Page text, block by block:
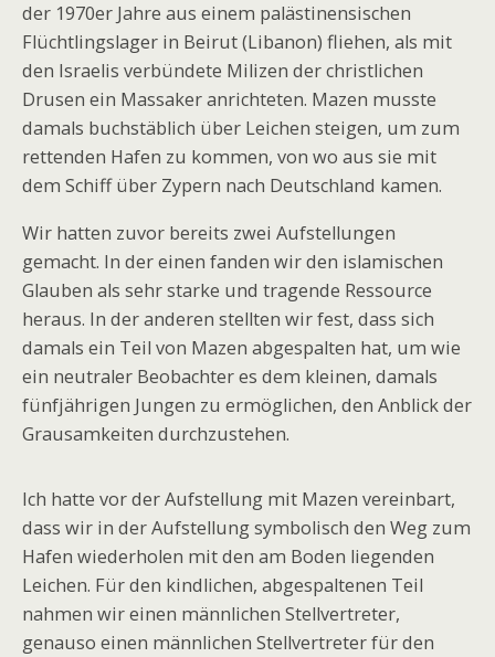
der 1970er Jahre aus einem palästinensischen
Flüchtlingslager in Beirut (Libanon) fliehen, als mit
den Israelis verbündete Milizen der christlichen
Drusen ein Massaker anrichteten. Mazen musste
damals buchstäblich über Leichen steigen, um zum
rettenden Hafen zu kommen, von wo aus sie mit
dem Schiff über Zypern nach Deutschland kamen.
Wir hatten zuvor bereits zwei Aufstellungen
gemacht. In der einen fanden wir den islamischen
Glauben als sehr starke und tragende Ressource
heraus. In der anderen stellten wir fest, dass sich
damals ein Teil von Mazen abgespalten hat, um wie
ein neutraler Beobachter es dem kleinen, damals
fünfjährigen Jungen zu ermöglichen, den Anblick der
Grausamkeiten durchzustehen.
Ich hatte vor der Aufstellung mit Mazen vereinbart,
dass wir in der Aufstellung symbolisch den Weg zum
Hafen wiederholen mit den am Boden liegenden
Leichen. Für den kindlichen, abgespaltenen Teil
nahmen wir einen männlichen Stellvertreter,
genauso einen männlichen Stellvertreter für den